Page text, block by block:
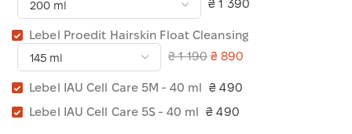
₴ 1 390
Lebel Proedit Hairskin Float Cleansing
₴ 1 190 ₴ 890
Lebel IAU Cell Care 5M - 40 ml
₴ 490
Lebel IAU Cell Care 5S - 40 ml
₴ 490